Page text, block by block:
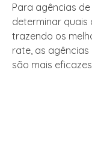
Para agências
determinar quais
trazendo os
rate, as
são mais